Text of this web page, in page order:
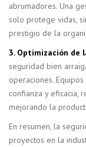
abrumadores. Una
solo protege vidas,
prestigio de la
3. Optimización de
seguridad bien
operaciones.
confianza y eficacia,
mejorando la
En resumen, la
proyectos en la